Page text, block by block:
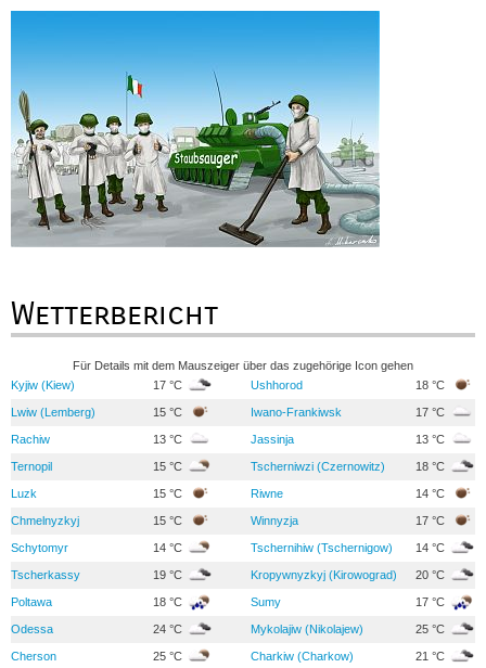
Wetterbericht
Für Details mit dem Mauszeiger über das zugehörige Icon gehen
Kyjiw (Kiew)
17 °C Ushhorod 18 °C
Lwiw (Lemberg) 15 °C Iwano-Frankiwsk 17 °C
Rachiw 13 °C Jassinja 13 °C
Ternopil 15 °C Tscherniwzi (Czernowitz) 18 °C
Luzk 15 °C Riwne 14 °C
Chmelnyzkyj 15 °C Winnyzja 17 °C
Schytomyr 14 °C Tschernihiw (Tschernigow) 14 °C
Tscherkassy 19 °C Kropywnyzkyj (Kirowograd) 20 °C
Poltawa 18 °C Sumy 17 °C
Odessa 24 °C Mykolajiw (Nikolajew) 25 °C
Cherson 25 °C Charkiw (Charkow) 21 °C